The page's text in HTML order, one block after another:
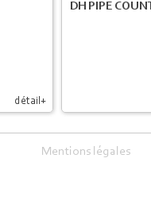
détail+
DH PIPE
Mentions légales